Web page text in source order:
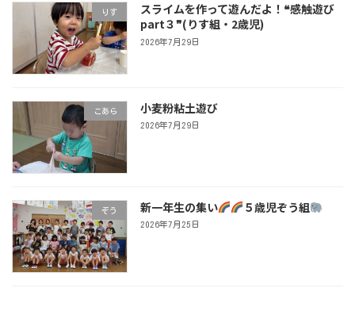
りす
スライムを作って遊んだよ！❝感触遊び
part３❞(りす組・2歳児)
2026年7月29日
こあら 小麦粉粘土遊び
2026年7月29日
ぞう 新一年生の集い ５歳児ぞう組
2026年7月25日